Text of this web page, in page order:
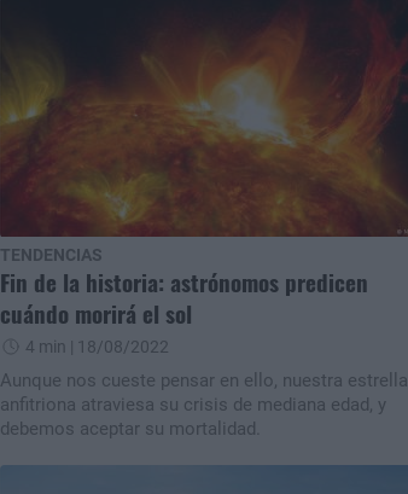
TENDENCIAS
Fin de la historia: astrónomos predicen
cuándo morirá el sol
4 min | 18/08/2022
Aunque nos cueste pensar en ello, nuestra estrella
anfitriona atraviesa su crisis de mediana edad, y
debemos aceptar su mortalidad.